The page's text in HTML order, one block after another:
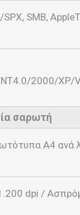
SPX, SMB,
2000/XP/
σαρωτή
Α4 ανά
dpi /